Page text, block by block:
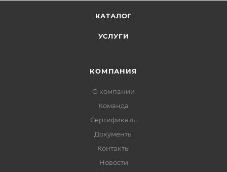
КАТАЛОГ
УСЛУГИ
КОМПАНИЯ
О компании
Команда
Сертификаты
Документы
Контакты
Новости